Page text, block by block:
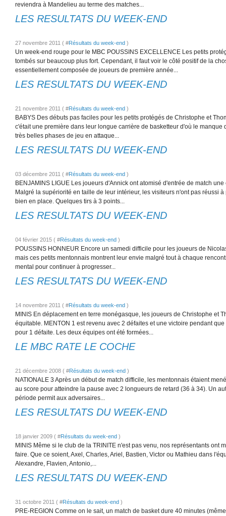
reviendra à Mandelieu au terme des matches...
LES RESULTATS DU WEEK-END
27 novembre 2011 ( #Résultats du week-end )
Un week-end rouge pour le MBC POUSSINS EXCELLENCE Les petits
tombés sur beaucoup plus fort. Cependant, il faut voir le côté positif de la
essentiellement composée de joueurs de première année...
LES RESULTATS DU WEEK-END
21 novembre 2011 ( #Résultats du week-end )
BABYS Des débuts pas faciles pour les petits protégés de Christophe et
c'était une première dans leur longue carrière de basketteur d'où le manque
très belles phases de jeu en attaque...
LES RESULTATS DU WEEK-END
03 décembre 2011 ( #Résultats du week-end )
BENJAMINS LIGUE Les joueurs d'Annick ont atomisé d'entrée de match
Malgré la supériorité en taille de leur intérieur, les visiteurs n'ont pas réussi
bien en place. Quelques tirs à 3 points...
LES RESULTATS DU WEEK-END
04 février 2015 ( #Résultats du week-end )
POUSSINS HONNEUR Encore un samedi difficile pour les joueurs de
mais ces petits mentonnais montrent leur envie malgré tout à chaque
mental pour continuer à progresser...
LES RESULTATS DU WEEK-END
14 novembre 2011 ( #Résultats du week-end )
MINIS En déplacement en terre monégasque, les joueurs de Christophe et
équitable. MENTON 1 est revenu avec 2 défaites et une victoire pendant
pour 1 défaite. Les deux équipes ont été formées...
LE MBC RATE LE COCHE
21 décembre 2008 ( #Résultats du week-end )
NATIONALE 3 Après un début de match difficile, les mentonnais étaient
au score pour atteindre la pause avec 2 longueurs de retard (36 à 34). Un
période permit aux adversaires...
LES RESULTATS DU WEEK-END
18 janvier 2009 ( #Résultats du week-end )
MINIS Même si le club de la TRINITE n'est pas venu, nos représentants ont
faire. Que ce soient, Axel, Charles, Ariel, Bastien, Victor ou Mathieu dans
Alexandre, Flavien, Antonio,...
LES RESULTATS DU WEEK-END
31 octobre 2011 ( #Résultats du week-end )
PRE-REGION Comme on le sait, un match de basket dure 40 minutes